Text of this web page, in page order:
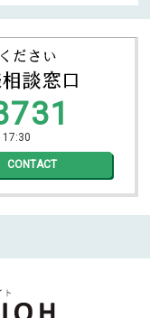
17:30
CONTACT